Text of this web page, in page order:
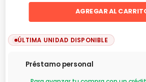
AGREGAR AL
ÚLTIMA UNIDAD DISPONIBLE
Préstamo personal